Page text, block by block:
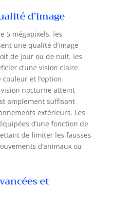
4MP & Moniteur 10
Canaux】Ce kit de
vidéosurveillance
solaire WiFi
extérieur intègre
un capteur CMOS
avancé et un
projecteur, offrant
des images
couleur ultra-
claires de 4 MP
(2560 x 1440P)
dans l'obscurité
jusqu'à 20 mètres.
d’image
5 mégapixels, les
une qualité d’image
de jour ou de nuit, les
d’une vision claire
et l’option
nocturne atteint
amplement suffisant
extérieurs. Les
d’une fonction de
de limiter les fausses
d’animaux ou
et